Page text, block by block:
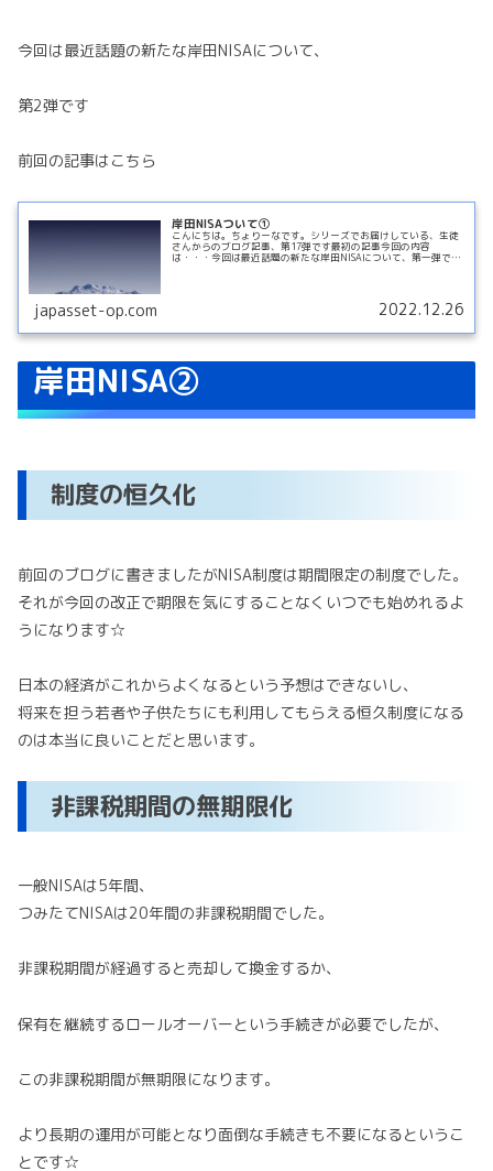
今回は最近話題の新たな岸田NISAについて、
第2弾です
前回の記事はこちら
岸田NISAついて①
こんにちは。ちょりーなです。シリーズでお届けしている、生徒
さんからのブログ記事、第17弾です最初の記事今回の内容
は・・・今回は最近話題の新たな岸田NISAについて、第一弾です
japasset-op.com 2022.12.26
岸田NISA②
制度の恒久化
前回のブログに書きましたがNISA制度は期間限定の制度でした。
それが今回の改正で期限を気にすることなくいつでも始めれるよ
うになります☆
日本の経済がこれからよくなるという予想はできないし、
将来を担う若者や子供たちにも利用してもらえる恒久制度になる
のは本当に良いことだと思います。
非課税期間の無期限化
一般NISAは5年間、
つみたてNISAは20年間の非課税期間でした。
非課税期間が経過すると売却して換金するか、
保有を継続するロールオーバーという手続きが必要でしたが、
この非課税期間が無期限になります。
より長期の運用が可能となり面倒な手続きも不要になるというこ
とです☆